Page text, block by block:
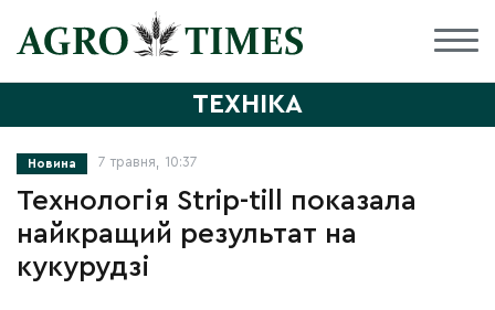
ТЕХНІКА
Новина 7 травня, 10:37
Технологія Strip-till показала
найкращий результат на
кукурудзі